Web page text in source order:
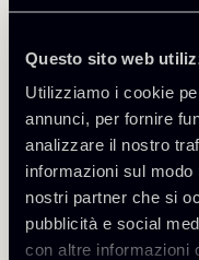
Questo sito web
Utilizziamo i cookie
annunci, per fornire
analizzare il nostro
informazioni sul
nostri partner che si
pubblicità e social
con altre informazioni
Marco Di
SEDI
Roma
Scopri il